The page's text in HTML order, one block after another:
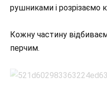
рушниками і розрізаємо
Кожну частину
перчим.